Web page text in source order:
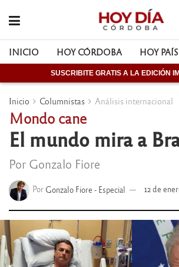
INICIO HOY CÓRDOBA HOY PAÍS
SUSCRIBITE GRATIS A LA EDICIÓN
Inicio Columnistas Análisis internacional
Mondo cane
El mundo mira a
Por Gonzalo Fiore
Por Gonzalo Fiore - Especial 12 de